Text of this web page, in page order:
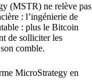
(MSTR) ne relève pas
: l’ingénierie de
: plus le Bitcoin
de solliciter les
comble.
MicroStrategy en